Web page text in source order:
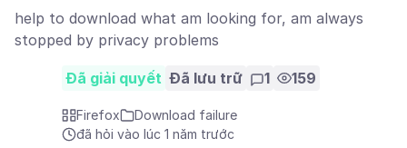
help to download what am looking for, am always
stopped by privacy problems
Đã giải quyết Đã lưu trữ 1 159
Firefox
Download failure
đã hỏi vào lúc 1 năm trước